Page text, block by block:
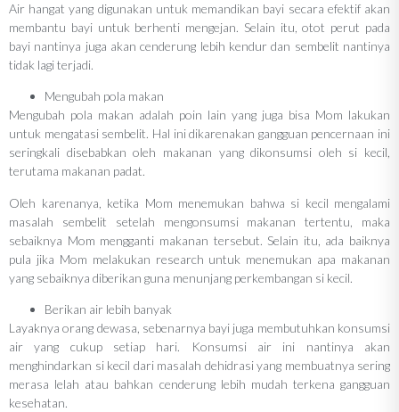
Air hangat yang digunakan untuk memandikan bayi secara efektif akan
membantu bayi untuk berhenti mengejan. Selain itu, otot perut pada
bayi nantinya juga akan cenderung lebih kendur dan sembelit nantinya
tidak lagi terjadi.
Mengubah pola makan
Mengubah pola makan adalah poin lain yang juga bisa Mom lakukan
untuk mengatasi sembelit. Hal ini dikarenakan gangguan pencernaan ini
seringkali disebabkan oleh makanan yang dikonsumsi oleh si kecil,
terutama makanan padat.
Oleh karenanya, ketika Mom menemukan bahwa si kecil mengalami
masalah sembelit setelah mengonsumsi makanan tertentu, maka
sebaiknya Mom mengganti makanan tersebut. Selain itu, ada baiknya
pula jika Mom melakukan research untuk menemukan apa makanan
yang sebaiknya diberikan guna menunjang perkembangan si kecil.
Berikan air lebih banyak
Layaknya orang dewasa, sebenarnya bayi juga membutuhkan konsumsi
air yang cukup setiap hari. Konsumsi air ini nantinya akan
menghindarkan si kecil dari masalah dehidrasi yang membuatnya sering
merasa lelah atau bahkan cenderung lebih mudah terkena gangguan
kesehatan.